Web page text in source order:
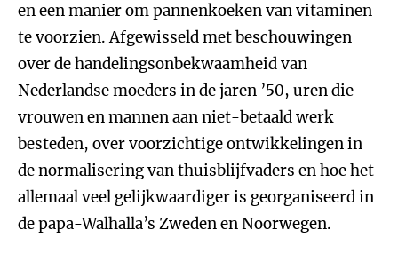
en een manier om pannenkoeken van vitaminen
te voorzien. Afgewisseld met beschouwingen
over de handelingsonbekwaamheid van
Nederlandse moeders in de jaren ’50, uren die
vrouwen en mannen aan niet-betaald werk
besteden, over voorzichtige ontwikkelingen in
de normalisering van thuisblijfvaders en hoe het
allemaal veel gelijkwaardiger is georganiseerd in
de papa-Walhalla’s Zweden en Noorwegen.